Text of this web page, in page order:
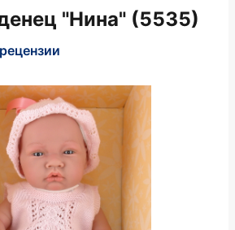
"Нина" (5535)